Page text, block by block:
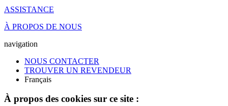
ASSISTANCE
À PROPOS DE NOUS
navigation
NOUS CONTACTER
TROUVER UN REVENDEUR
Français
À propos des cookies sur ce site :